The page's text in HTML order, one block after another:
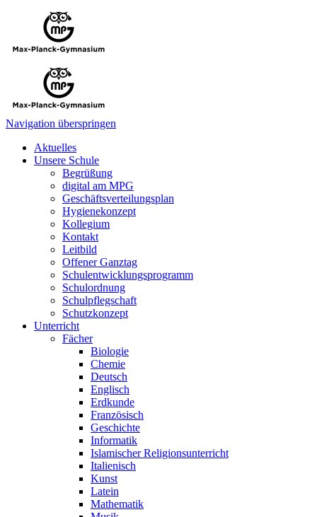
Navigation überspringen
Aktuelles
Unsere Schule
Begrüßung
digital am MPG
Geschäftsverteilungsplan
Hygienekonzept
Kollegium
Kontakt
Leitbild
Offener Ganztag
Schulentwicklungsprogramm
Schulordnung
Schulpflegschaft
Schutzkonzept
Unterricht
Fächer
Biologie
Chemie
Deutsch
Englisch
Erdkunde
Französisch
Geschichte
Informatik
Islamischer Religionsunterricht
Italienisch
Kunst
Latein
Mathematik